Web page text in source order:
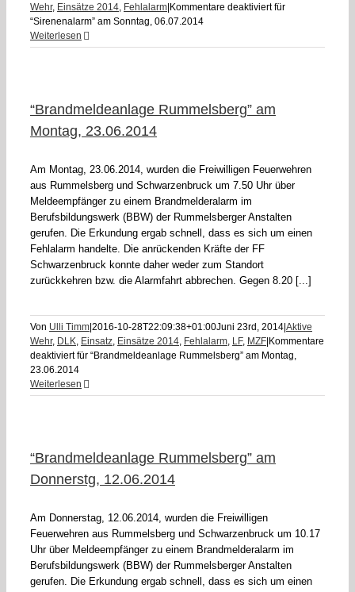
Wehr, Einsätze 2014, Fehlalarm Kommentare deaktiviertfür
“Sirenenalarm” am Sonntag, 06.07.2014
Weiterlesen
“Brandmeldeanlage Rummelsberg” am
Montag, 23.06.2014
Am Montag, 23.06.2014, wurden die Freiwilligen Feuerwehren
aus Rummelsberg und Schwarzenbruck um 7.50 Uhr über
Meldeempfänger zu einem Brandmelderalarm im
Berufsbildungswerk (BBW) der Rummelsberger Anstalten
gerufen. Die Erkundung ergab schnell, dass es sich um einen
Fehlalarm handelte. Die anrückenden Kräfte der FF
Schwarzenbruck konnte daher weder zum Standort
zurückkehren bzw. die Alarmfahrt abbrechen. Gegen 8.20 [...]
Von Ulli Timm 2016-10-28T22:09:38+01:00Juni 23rd, 2014 Aktive
Wehr, DLK, Einsatz, Einsätze 2014, Fehlalarm, LF, MZF Kommentare
deaktiviertfür “Brandmeldeanlage Rummelsberg” am Montag,
23.06.2014
Weiterlesen
“Brandmeldeanlage Rummelsberg” am
Donnerstg, 12.06.2014
Am Donnerstag, 12.06.2014, wurden die Freiwilligen
Feuerwehren aus Rummelsberg und Schwarzenbruck um 10.17
Uhr über Meldeempfänger zu einem Brandmelderalarm im
Berufsbildungswerk (BBW) der Rummelsberger Anstalten
gerufen. Die Erkundung ergab schnell, dass es sich um einen